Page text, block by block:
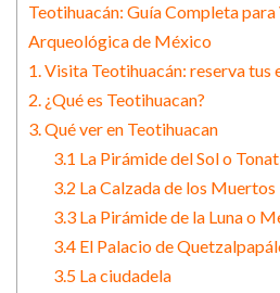
Teotihuacán: Guía Completa
Arqueológica de México
1. Visita Teotihuacán: reserva tus
2. ¿Qué es Teotihuacan?
3. Qué ver en Teotihuacan
3.1 La Pirámide del Sol o
3.2 La Calzada de los Muertos
3.3 La Pirámide de la Luna o
3.4 El Palacio de
3.5 La ciudadela